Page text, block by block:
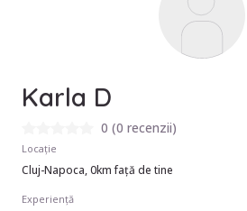
Karla D
0 (0 recenzii)
Locație
Cluj-Napoca, 0km față de tine
Experiență